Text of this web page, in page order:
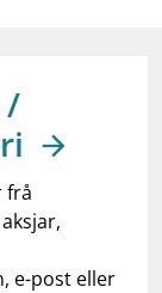
/
frå
e-post eller